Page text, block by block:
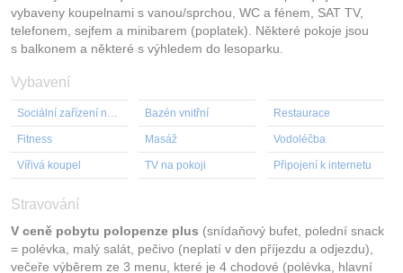
vybaveny koupelnami s vanou/sprchou, WC a fénem, SAT TV,
telefonem, sejfem a minibarem (poplatek). Některé pokoje jsou
s balkonem a některé s výhledem do lesoparku.
Vybavení
Sociální zařízení na pokoji Bazén vnitřní Restaurace
Fitness Masáž Vodoléčba
Vířivá koupel TV na pokoji Připojení k internetu
Stravování
V ceně pobytu polopenze plus (snídaňový bufet, polední snack
= polévka, malý salát, pečivo (neplatí v den příjezdu a odjezdu),
večeře výběrem ze 3 menu, které je 4 chodové (polévka, hlavní